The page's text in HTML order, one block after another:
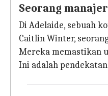
Seorang
Di Adelaide, sebuah
Caitlin Winter,
Mereka memastikan
Ini adalah